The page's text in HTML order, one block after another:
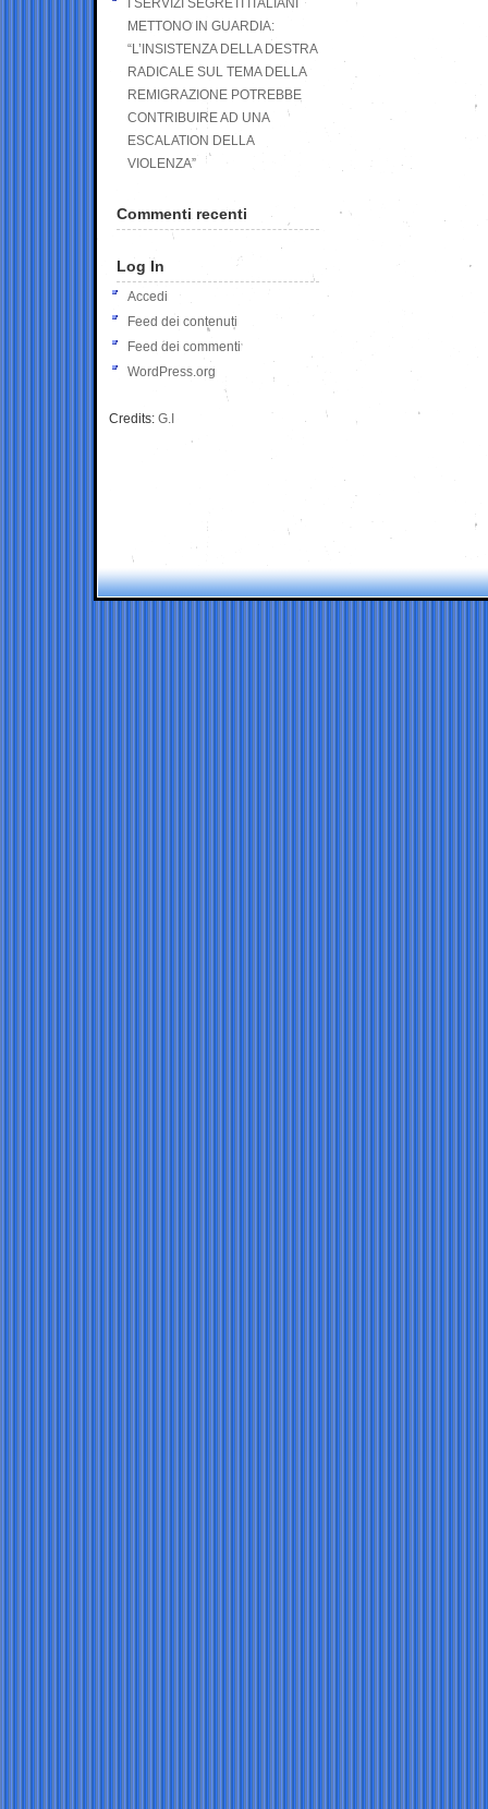
I SERVIZI SEGRETI ITALIANI
METTONO IN GUARDIA:
“L’INSISTENZA DELLA DESTRA
RADICALE SUL TEMA DELLA
REMIGRAZIONE POTREBBE
CONTRIBUIRE AD UNA
ESCALATION DELLA
VIOLENZA”
Commenti recenti
Log In
Accedi
Feed dei contenuti
Feed dei commenti
WordPress.org
Credits: G.I